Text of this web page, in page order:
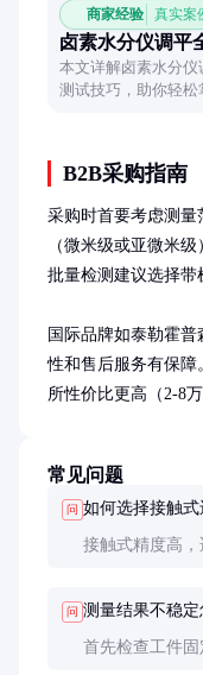
商家经验 真实案
卤素水分仪调平
本文详解卤素水分
测试技巧，助你轻松
B2B采购指南
采购时首要考虑测量
（微米级或亚微米
批量检测建议选择带
国际品牌如泰勒霍
性和售后服务有保
所性价比更高（2-8
常见问题
问 如何选择接触式
接触式精度高
问 测量结果不稳定
首先检查工件